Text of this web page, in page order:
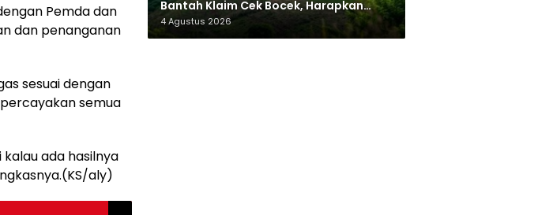
Pemda dan
dan penanganan
sesuai dengan
semua
ada hasilnya
aly)
Bantah Klaim Cek Bocek, Harapkan
AMMAN Beri Akses ke Makam Leluhur
4 Agustus 2026